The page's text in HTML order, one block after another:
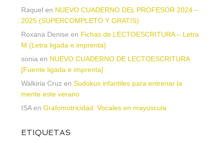
Raquel en NUEVO CUADERNO DEL PROFESOR 2024 –
2025 (SUPERCOMPLETO Y GRATIS)
Roxana Denise en Fichas de LECTOESCRITURA – Letra
M (Letra ligada e imprenta)
sonia en NUEVO CUADERNO DE LECTOESCRITURA
[Fuente ligada e imprenta]
Walkiria Cruz en Sudokus infantiles para entrenar la
mente este verano
ISAen Grafomotricidad. Vocales en mayúscula
ETIQUETAS